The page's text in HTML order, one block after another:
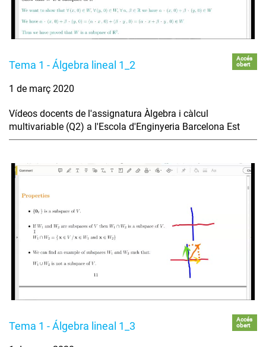
Tema 1 - Álgebra lineal 1_2
Accés
obert
1 de març 2020
Vídeos docents de l'assignatura Àlgebra i càlcul
multivariable (Q2) a l'Escola d'Enginyeria Barcelona Est
Tema 1 - Álgebra lineal 1_3
Accés
obert